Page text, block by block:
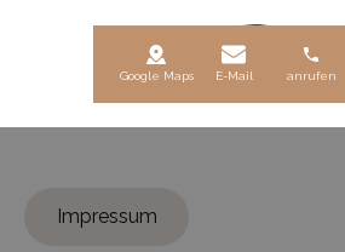
Google Maps E-Mail anrufen
Impressum